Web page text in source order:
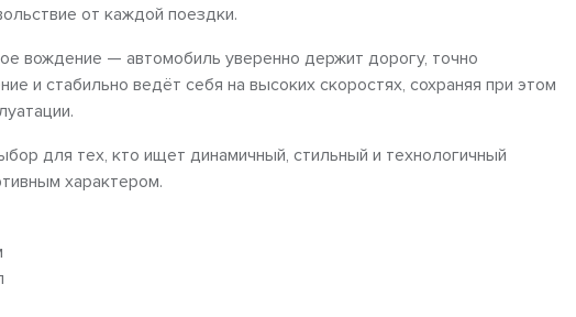
от каждой поездки.
вождение — автомобиль уверенно держит дорогу, точно
и стабильно ведёт себя на высоких скоростях, сохраняя при этом
для тех, кто ищет динамичный, стильный и технологичный
характером.